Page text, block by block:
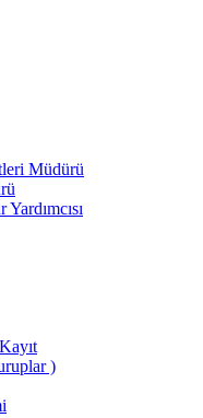
Müdürü
)